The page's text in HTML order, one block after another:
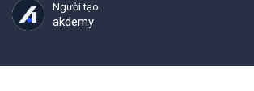
Người tạo
akdemy